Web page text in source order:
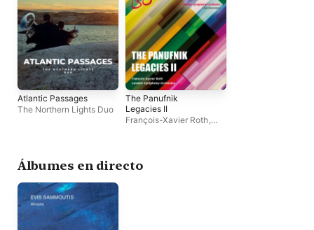
Atlantic Passages
The Northern Lights Duo
The Panufnik
Legacies II
François-Xavier Roth ,
Álbumes en directo